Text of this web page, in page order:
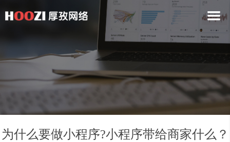
为什么要做小程序?小程序带给商家什么？